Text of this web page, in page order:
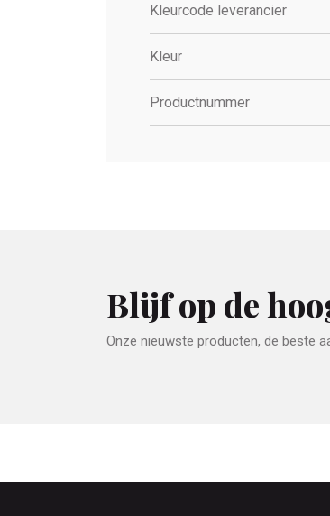
Kleurcode leverancier
Kleur
Productnummer
Blijf op de
Onze nieuwste producten, de beste